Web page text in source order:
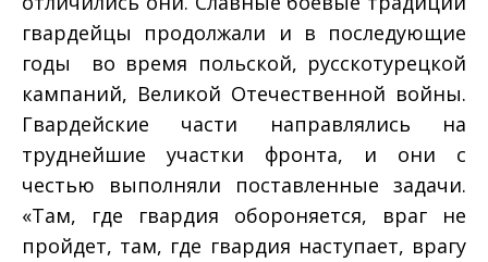
гвардейцы продолжали и в последующие
годы ­ во время польской, русско­турецкой
кампаний, Великой Отечественной войны.
Гвардейские части направлялись на
труднейшие участки фронта, и они с
честью выполняли поставленные задачи.
«Там, где гвардия обороняется, враг не
пройдет, там, где гвардия наступает, врагу